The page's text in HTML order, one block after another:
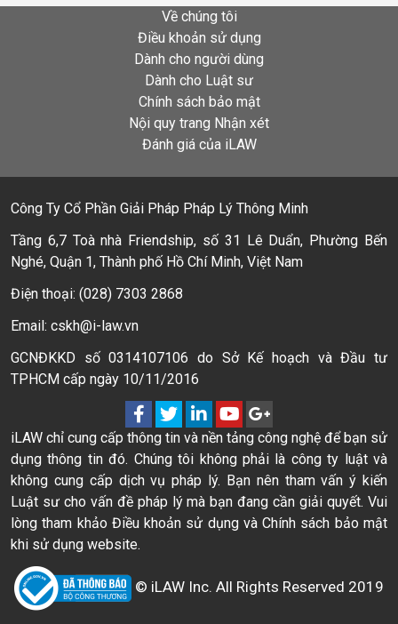
Về chúng tôi
Điều khoản sử dụng
Dành cho người dùng
Dành cho Luật sư
Chính sách bảo mật
Nội quy trang Nhận xét
Đánh giá của iLAW
Công Ty Cổ Phần Giải Pháp Pháp Lý Thông Minh
Tầng 6,7 Toà nhà Friendship, số 31 Lê Duẩn, Phường Bến
Nghé, Quận 1, Thành phố Hồ Chí Minh, Việt Nam
Điện thoại: (028) 7303 2868
Email: cskh@i-law.vn
GCNĐKKD số 0314107106 do Sở Kế hoạch và Đầu tư
TPHCM cấp ngày 10/11/2016
iLAW chỉ cung cấp thông tin và nền tảng công nghệ để bạn sử
dụng thông tin đó. Chúng tôi không phải là công ty luật và
không cung cấp dịch vụ pháp lý. Bạn nên tham vấn ý kiến
Luật sư cho vấn đề pháp lý mà bạn đang cần giải quyết. Vui
lòng tham khảo Điều khoản sử dụng và Chính sách bảo mật
khi sử dụng website.
© iLAW Inc. All Rights Reserved 2019